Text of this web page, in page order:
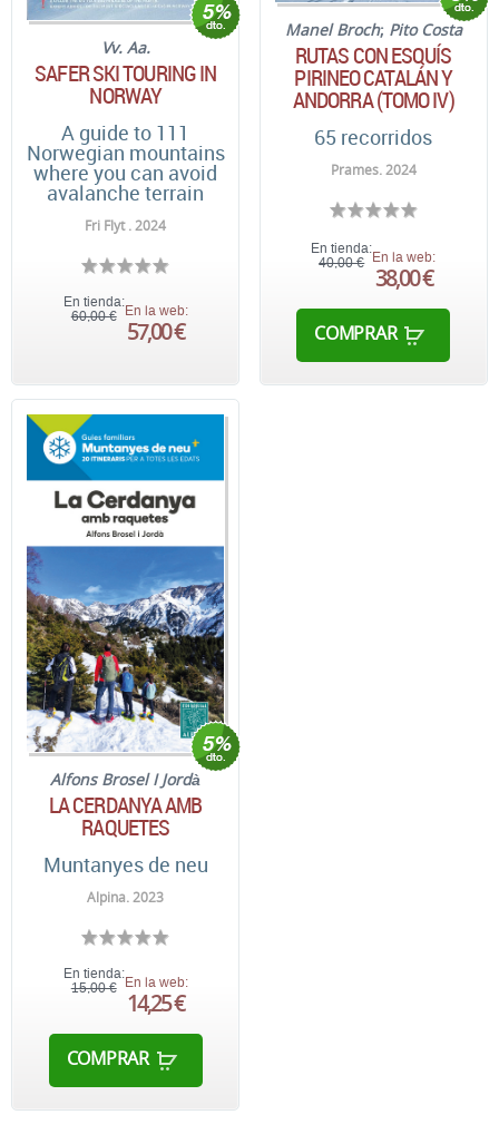
Vv. Aa.
SAFER SKI TOURING IN
NORWAY
A guide to 111
Norwegian mountains
where you can avoid
avalanche terrain
Fri Flyt . 2024
En tienda:
60,00 € En la web:
57,00 €
Manel Broch; Pito Costa
RUTAS CON ESQUÍS
PIRINEO CATALÁN Y
ANDORRA (TOMO IV)
65 recorridos
Prames. 2024
En tienda:
40,00 € En la web:
38,00 €
COMPRAR
Alfons Brosel I Jordà
LA CERDANYA AMB
RAQUETES
Muntanyes de neu
Alpina. 2023
En tienda:
15,00 € En la web:
14,25 €
COMPRAR